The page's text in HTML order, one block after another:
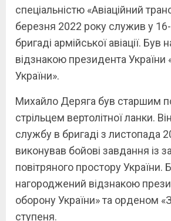
спеціальністю «Авіаційний
березня 2022 року служив у
бригаді армійської авіації.
відзнакою президента України
України».
Михайло Деряга був старшим
стрільцем вертолітної ланки.
службу в бригаді з листопада
виконував бойові завдання із
повітряного простору України.
нагороджений відзнакою
оборону України» та орденом
ступеня.